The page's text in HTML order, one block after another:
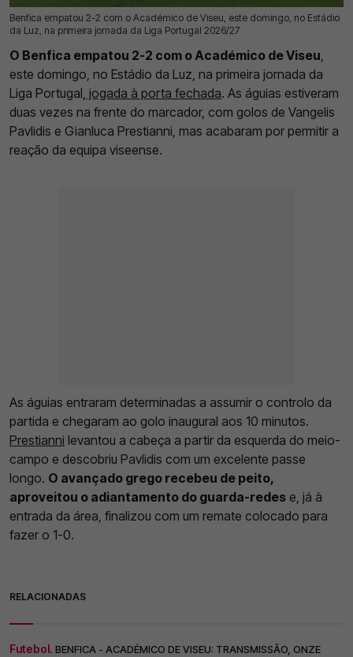
Benfica empatou 2-2 com o Académico de Viseu, este domingo, no Estádio
da Luz, na primeira jornada da Liga Portugal 2026/27
09 Ago 2026 | 22:33 | 0
O Benfica empatou 2-2 com o Académico de Viseu
este domingo, no Estádio da Luz, na primeira jornada da
Liga Portugal, jogada à porta fechada. As águias estiveram
duas vezes na frente do marcador, com golos de Vangelis
Pavlidis e Gianluca Prestianni, mas acabaram por permitir a
reação da equipa viseense.
As águias entraram determinadas a assumir o controlo da
partida e chegaram ao golo inaugural aos 10 minutos.
Prestianni levantou a cabeça a partir da esquerda do meio-
campo e descobriu Pavlidis com um excelente passe
longo. O avançado grego recebeu de peito,
aproveitou o adiantamento do guarda-redes e, já à
entrada da área, finalizou com um remate colocado para
fazer o 1-0.
RELACIONADAS
Futebol. BENFICA - ACADÉMICO DE VISEU: TRANSMISSÃO, ONZE